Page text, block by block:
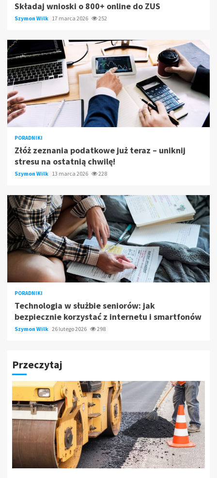
Składaj wnioski o 800+ online do ZUS
Szymon Wilk 17 marca 2026 252
PORADNIKI
Złóż zeznania podatkowe już teraz – uniknij
stresu na ostatnią chwilę!
Szymon Wilk 13 marca 2026 228
PORADNIKI
Technologia w służbie seniorów: jak
bezpiecznie korzystać z internetu i smartfonów
Szymon Wilk 26 lutego 2026 298
Przeczytaj